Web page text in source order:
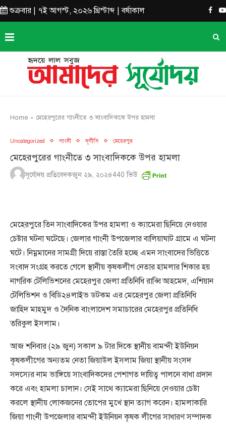
শুক্রবার | ৭ই আগস্ট, ২০২৬ খ্রিস্টাব্দ | বর্ষাকাল
Home » মেহেরপুরের গাংনীতে ৩ সাংবাদিককে উপর হামলা
Uncategorized গাংনী দূর্ণীতি মেহেরপুর
মেহেরপুরের গাংনীতে ৩ সাংবাদিককে উপর হামলা
সূর্যোদয় প্রতিবেদকজুন ২৯, ২০২৪440 ভিউ
মেহেরপুরে তিন সাংবাদিকের উপর হামলা ও ক্যামেরা ছিনিয়ে নেওয়ার
চেষ্টার ঘটনা ঘটেছে। জেলার গাংনী উপজেলার বালিয়াঘাট গ্রামে এ ঘটনা
ঘটে। নিম্নমানের সামগ্রী দিয়ে রাস্তা তৈরি হচ্ছে এমন সাংবাদের ভিত্তিতে
সংবাদ সংগ্রহ করতে গেলে স্থানীয় কৃষকলীগ নেতার হামলার শিকার হয়
নাগরিক টেলিভিশনের মেহেরপুর জেলা প্রতিনিধি রাব্বি আহমেদ, এশিয়ান
টেলিভিশন ও বিডি২৪লাইভ ডটকম এর মেহেরপুর জেলা প্রতিনিধি
জাহিদ মাহমুদ ও দৈনিক বাংলাদেশ সমাচারের মেহেরপুর প্রতিনিধি
তরিকুল ইসলাম।
আজ শনিবার (২৯ জুন) সকাল ৯ টার দিকে স্থানীয় বামন্দী ইউনিয়ন
কৃষকলীগের অন্যতম নেতা জিয়াউল ইসলাম জিয়া স্থানীয় সংসদ
সদস্যের নাম ভাঙ্গিয়ে সাংবাদিকদের পেশাগত দায়িত্ব পালনে বাধা প্রদান
করে এবং হামলা চালান। সেই সাথে ক্যামেরা ছিনিয়ে নেওয়ার চেষ্টা
করলে স্থানীয় লোকজনের তোপের মুখে স্থান ত্যাগ করেন। হামলাকারি
জিয়া গাংনী উপজেলার বামন্দী ইউনিয়ন কৃষক লীগের সাধারণ সম্পাদক